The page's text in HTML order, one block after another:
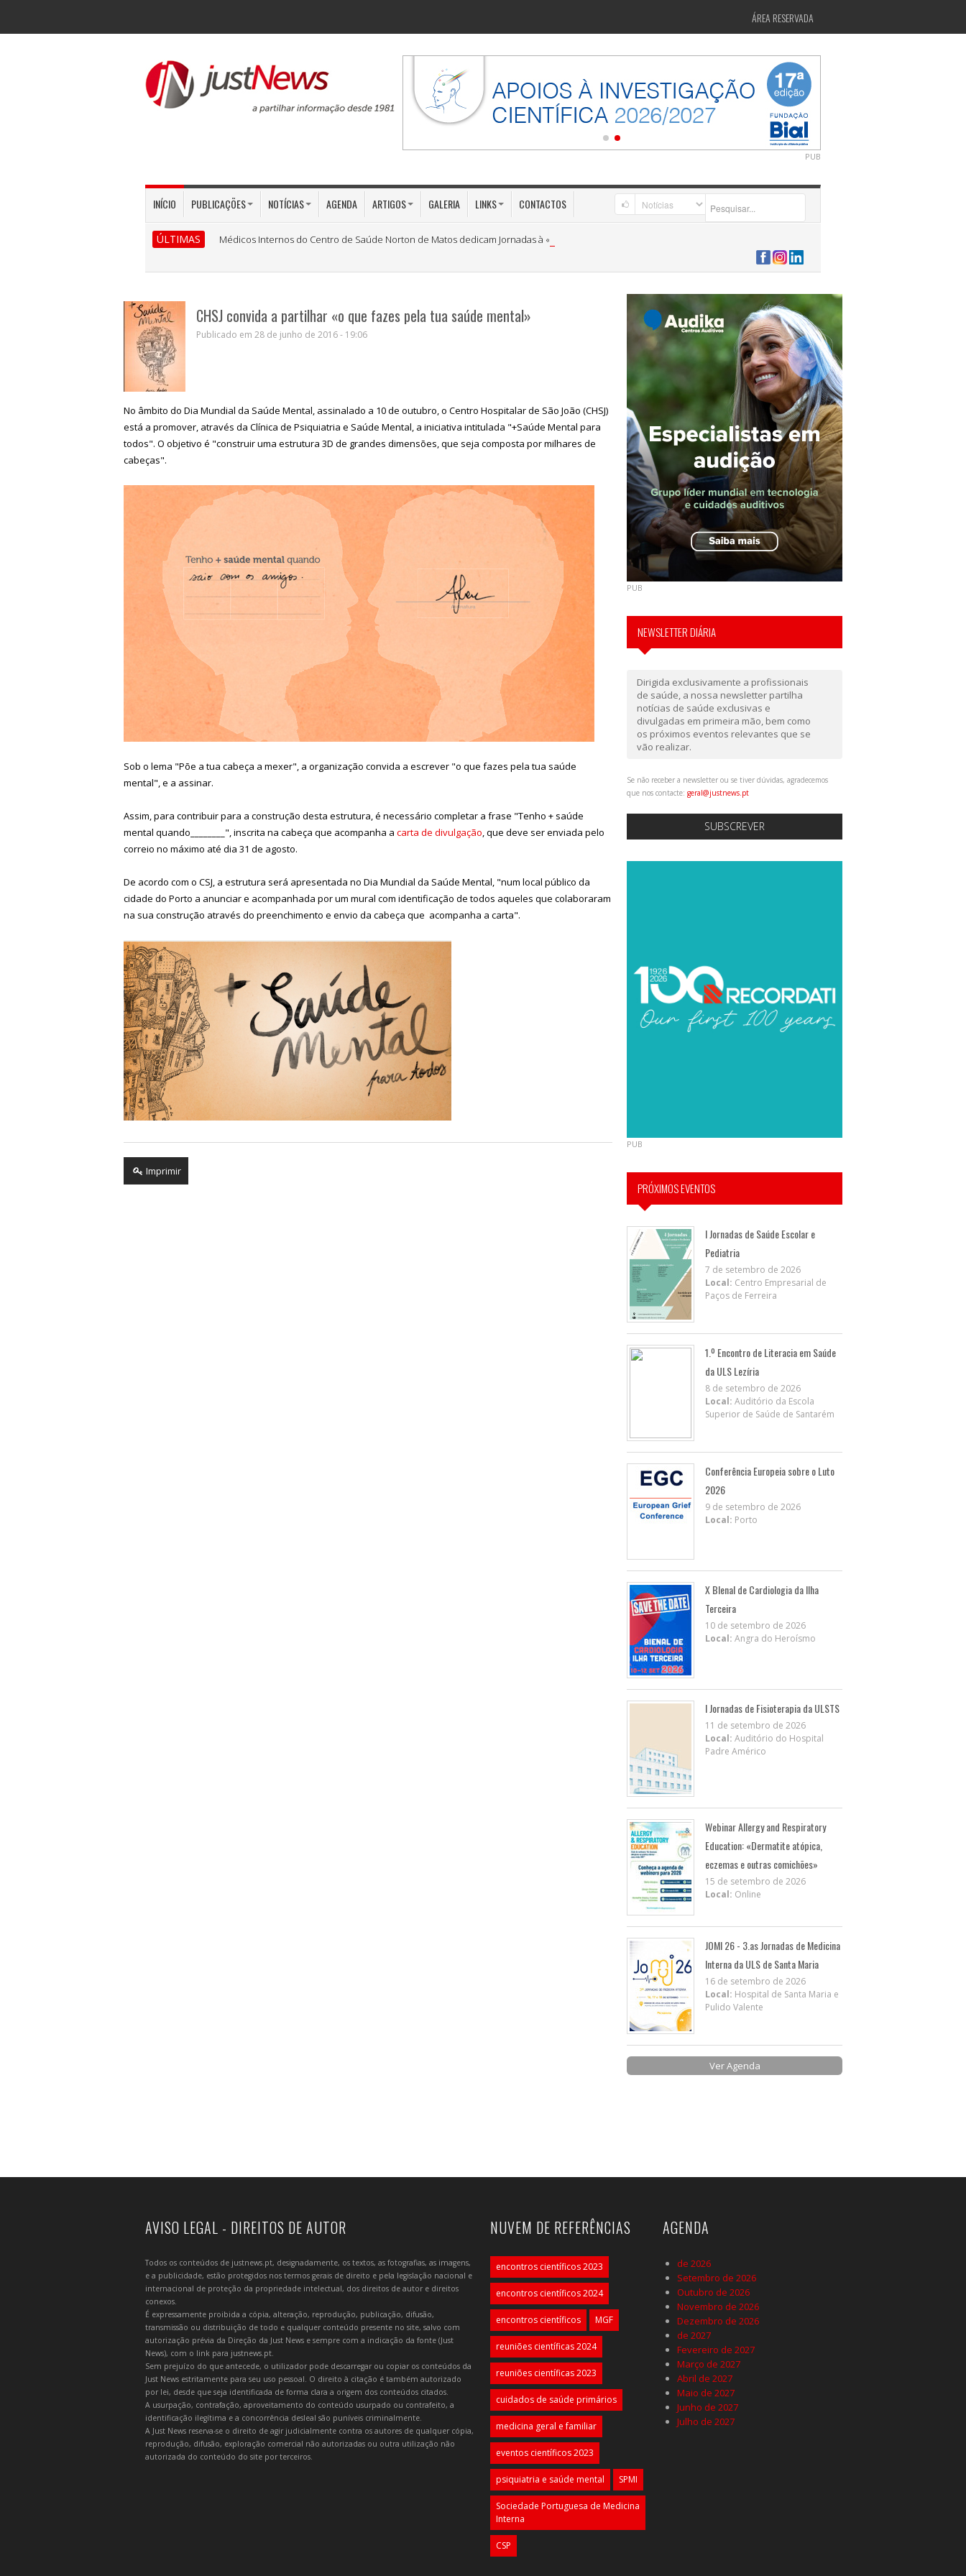
ÁREA RESERVADA
PUB
INÍCIO PUBLICAÇÕES NOTÍCIAS AGENDA ARTIGOS GALERIA LINKS CONTACTOS
ÚLTIMAS Médicos Internos do Centro de Saúde Norton de Matos dedicam Jornadas à «Medicina Preventiva»
CHSJ convida a partilhar «o que fazes pela tua saúde mental»
Publicado em 28 de junho de 2016 - 19:06
No âmbito do Dia Mundial da Saúde Mental, assinalado a 10 de outubro, o Centro Hospitalar de São João (CHSJ)
está a promover, através da Clínica de Psiquiatria e Saúde Mental, a iniciativa intitulada "+Saúde Mental para
todos". O objetivo é "construir uma estrutura 3D de grandes dimensões, que seja composta por milhares de
cabeças".
Sob o lema "Põe a tua cabeça a mexer", a organização convida a escrever "o que fazes pela tua saúde
mental", e a assinar.
Assim, para contribuir para a construção desta estrutura, é necessário completar a frase "Tenho + saúde
mental quando________", inscrita na cabeça que acompanha a carta de divulgação , que deve ser enviada pelo
correio no máximo até dia 31 de agosto.
De acordo com o CSJ, a estrutura será apresentada no Dia Mundial da Saúde Mental, "num local público da
cidade do Porto a anunciar e acompanhada por um mural com identificação de todos aqueles que colaboraram
na sua construção através do preenchimento e envio da cabeça que acompanha a carta".
Imprimir
PUB
NEWSLETTER DIÁRIA
Dirigida exclusivamente a profissionais
de saúde, a nossa newsletter partilha
notícias de saúde exclusivas e
divulgadas em primeira mão, bem como
os próximos eventos relevantes que se
vão realizar.
Se não receber a newsletter ou se tiver dúvidas, agradecemos
que nos contacte: geral@justnews.pt
SUBSCREVER
PUB
PRÓXIMOS EVENTOS
I Jornadas de Saúde Escolar e
Pediatria
7 de setembro de 2026
Local: Centro Empresarial de
Paços de Ferreira
1.º Encontro de Literacia em Saúde
da ULS Lezíria
8 de setembro de 2026
Local: Auditório da Escola
Superior de Saúde de Santarém
Conferência Europeia sobre o Luto
2026
9 de setembro de 2026
Local: Porto
X BIenal de Cardiologia da Ilha
Terceira
10 de setembro de 2026
Local: Angra do Heroísmo
I Jornadas de Fisioterapia da ULSTS
11 de setembro de 2026
Local: Auditório do Hospital
Padre Américo
Webinar Allergy and Respiratory
Education: «Dermatite atópica,
eczemas e outras comichões»
15 de setembro de 2026
Local: Online
JOMI 26 - 3.as Jornadas de Medicina
Interna da ULS de Santa Maria
16 de setembro de 2026
Local: Hospital de Santa Maria e
Pulido Valente
Ver Agenda
AVISO LEGAL - DIREITOS DE AUTOR
Todos os conteúdos de justnews.pt, designadamente, os textos, as fotografias, as imagens,
e a publicidade, estão protegidos nos termos gerais de direito e pela legislação nacional e
internacional de proteção da propriedade intelectual, dos direitos de autor e direitos
conexos.
É expressamente proibida a cópia, alteração, reprodução, publicação, difusão,
transmissão ou distribuição de todo e qualquer conteúdo presente no site, salvo com
autorização prévia da Direção da Just News e sempre com a indicação da fonte (Just
News), com o link para justnews.pt.
Sem prejuízo do que antecede, o utilizador pode descarregar ou copiar os conteúdos da
Just News estritamente para seu uso pessoal. O direito à citação é também autorizado
por lei, desde que seja identificada de forma clara a origem dos conteúdos citados.
A usurpação, contrafação, aproveitamento do conteúdo usurpado ou contrafeito, a
identificação ilegítima e a concorrência desleal são puníveis criminalmente.
A Just News reserva-se o direito de agir judicialmente contra os autores de qualquer cópia,
reprodução, difusão, exploração comercial não autorizadas ou outra utilização não
autorizada do conteúdo do site por terceiros.
NUVEM DE REFERÊNCIAS
encontros científicos 2023
encontros científicos 2024
encontros científicos MGF
reuniões científicas 2024
reuniões científicas 2023
cuidados de saúde primários
medicina geral e familiar
eventos científicos 2023
psiquiatria e saúde mental SPMI
Sociedade Portuguesa de Medicina
Interna
CSP
AGENDA
de 2026
Setembro de 2026
Outubro de 2026
Novembro de 2026
Dezembro de 2026
de 2027
Fevereiro de 2027
Março de 2027
Abril de 2027
Maio de 2027
Junho de 2027
Julho de 2027